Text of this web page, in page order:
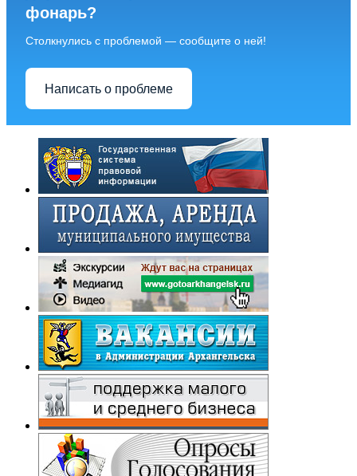
фонарь?
Столкнулись с проблемой — сообщите о ней!
Написать о проблеме